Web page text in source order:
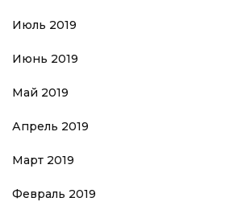
Июль 2019
Июнь 2019
Май 2019
Апрель 2019
Март 2019
Февраль 2019